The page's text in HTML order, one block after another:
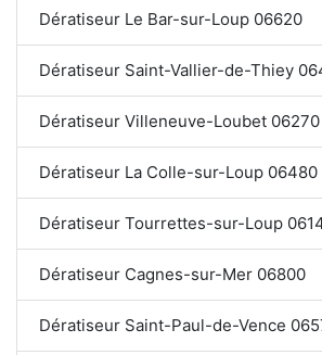
Dératiseur Le Bar-sur-Loup 06620
Dératiseur Saint-Vallier-de-Thiey
Dératiseur Villeneuve-Loubet 06270
Dératiseur La Colle-sur-Loup 06480
Dératiseur Tourrettes-sur-Loup
Dératiseur Cagnes-sur-Mer 06800
Dératiseur Saint-Paul-de-Vence